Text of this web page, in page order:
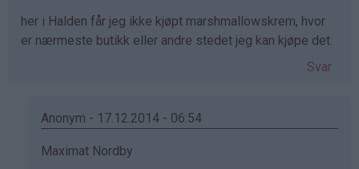
her i Halden får jeg ikke kjøpt marshmallowskrem, hvor
er nærmeste butikk eller andre stedet jeg kan kjøpe det.
Svar
Anonym - 17.12.2014 - 06:54
Som
Maximat Nordby